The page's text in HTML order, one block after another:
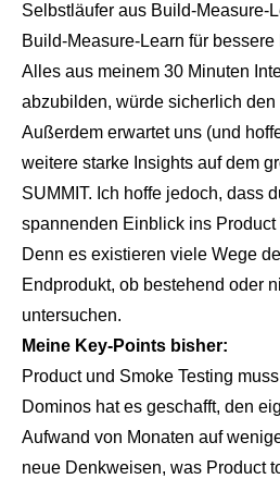
Selbstläufer aus Build-Measure-
Build-Measure-Learn für
Alles aus meinem 30 Minuten
abzubilden, würde sicherlich
Außerdem erwartet uns (und
weitere starke Insights auf dem
SUMMIT. Ich hoffe jedoch, dass
spannenden Einblick ins
Denn es existieren viele Wege
Endprodukt, ob bestehend oder
untersuchen.
Meine Key-Points bisher:
Product und Smoke Testing
Dominos hat es geschafft, den
Aufwand von Monaten auf
neue Denkweisen, was Product